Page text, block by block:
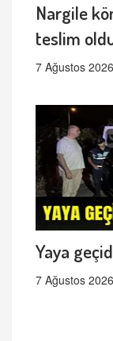
Nargile
teslim
7 Ağustos
Yaya
7 Ağustos